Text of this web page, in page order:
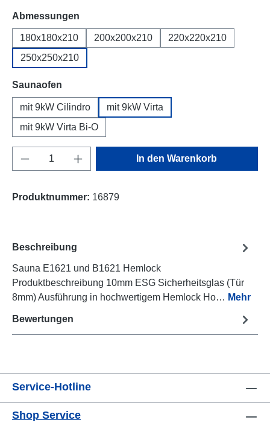
Abmessungen
180x180x210 200x200x210
220x220x210
250x250x210
Saunaofen
mit 9kW Cilindro
mit 9kW Virta
mit 9kW Virta Bi-O
Produkt Anzahl: Gib den gewünschten
In den Warenkorb
Produktnummer: 16879
Beschreibung
Sauna E1621 und B1621 Hemlock
Produktbeschreibung 10mm ESG Sicherheitsglas (Tür
8mm) Ausführung in hochwertigem Hemlock Ho… Mehr
Bewertungen
Service-Hotline
Shop Service